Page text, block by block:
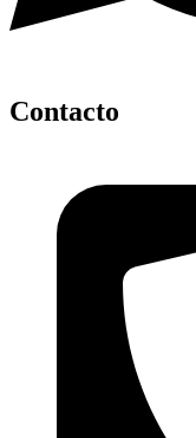
Contacto